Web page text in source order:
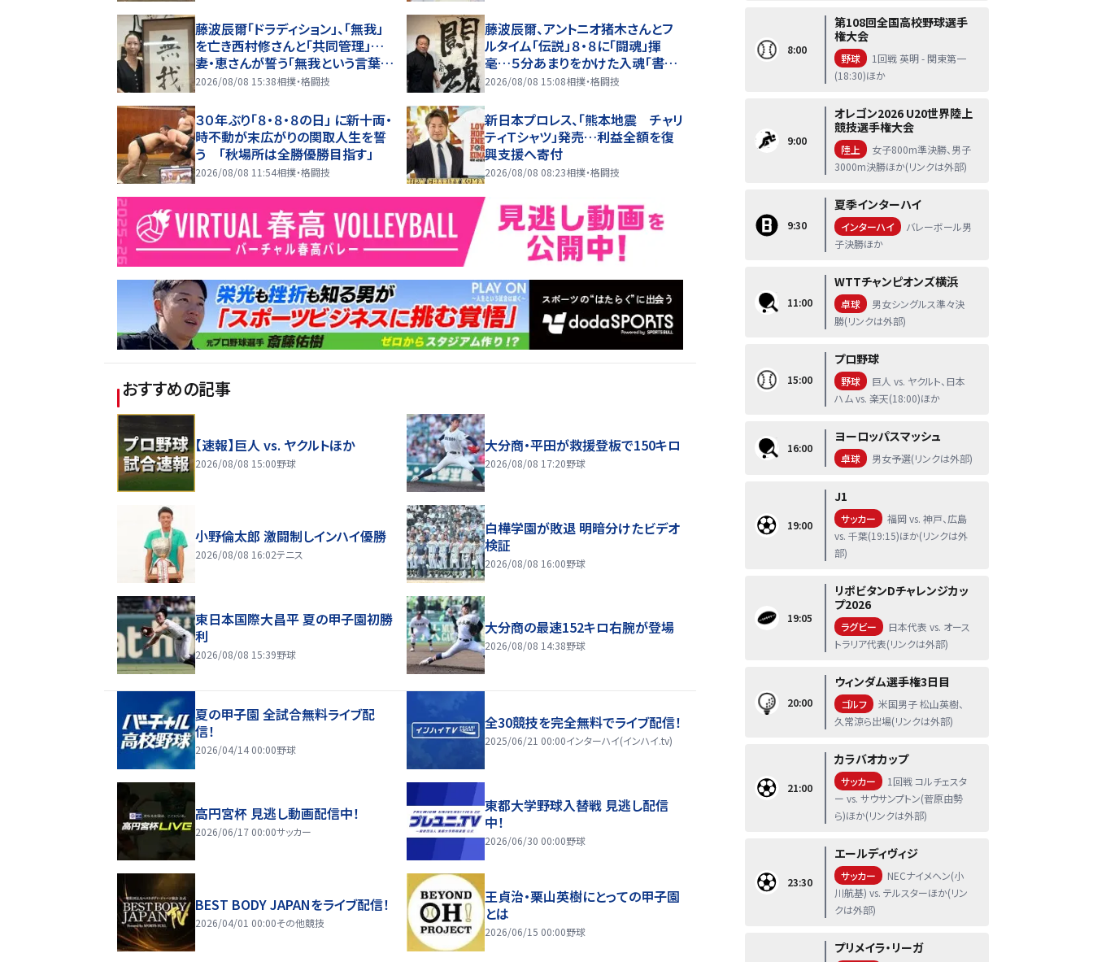
藤波辰爾「ドラディション」、「無我」
を亡き西村修さんと「共同管理」…
妻・恵さんが誓う「無我という言葉を
守っていきたい」
2026/08/08 15:38相撲・格闘技
藤波辰爾、アントニオ猪木さんとフ
ルタイム「伝説」８・８に「闘魂」揮
毫…５分あまりをかけた入魂「書」に
「精いっぱい書いたんで８０点、９０
2026/08/08 15:08相撲・格闘技
３０年ぶり「８・８・８の日」 に新十両・
時不動が末広がりの関取人生を誓
う 「秋場所は全勝優勝目指す」
2026/08/08 11:54相撲・格闘技
新日本プロレス、「熊本地震 チャリ
ティＴシャツ」発売…利益全額を復
興支援へ寄付
2026/08/08 08:23相撲・格闘技
おすすめの記事
【速報】巨人 vs. ヤクルトほか
2026/08/08 15:00野球
大分商・平田が救援登板で150キロ
2026/08/08 17:20野球
小野倫太郎 激闘制しインハイ優勝
2026/08/08 16:02テニス
白樺学園が敗退 明暗分けたビデオ
検証
2026/08/08 16:00野球
東日本国際大昌平 夏の甲子園初勝
利
2026/08/08 15:39野球
大分商の最速152キロ右腕が登場
2026/08/08 14:38野球
夏の甲子園 全試合無料ライブ配
信！
2026/04/14 00:00野球
全30競技を完全無料でライブ配信！
2025/06/21 00:00インターハイ(インハイ.tv)
高円宮杯 見逃し動画配信中！
2026/06/17 00:00サッカー
東都大学野球入替戦 見逃し配信
中！
2026/06/30 00:00野球
BEST BODY JAPANをライブ配信！
2026/04/01 00:00その他競技
王貞治・栗山英樹にとっての甲子園
とは
2026/06/15 00:00野球
8:00
第108回全国高校野球選手
権大会
野球
1回戦 英明 - 関東第一
(18:30)ほか
9:00
オレゴン2026 U20世界陸上
競技選手権大会
陸上
女子800m準決勝、男子
3000m決勝ほか(リンクは外部)
9:30
夏季インターハイ
インターハイ
バレーボール男
子決勝ほか
11:00
WTTチャンピオンズ横浜
卓球
男女シングルス準々決
勝(リンクは外部)
15:00
プロ野球
野球
巨人 vs. ヤクルト、日本
ハム vs. 楽天(18:00)ほか
16:00
ヨーロッパスマッシュ
卓球 男女予選(リンクは外部)
19:00
J1
サッカー
福岡 vs. 神戸、広島
vs. 千葉(19:15)ほか(リンクは外
部)
19:05
リポビタンDチャレンジカッ
プ2026
ラグビー
日本代表 vs. オース
トラリア代表(リンクは外部)
20:00
ウィンダム選手権3日目
ゴルフ
米国男子 松山英樹、
久常涼ら出場(リンクは外部)
21:00
カラバオカップ
サッカー
1回戦 コルチェスタ
ー vs. サウサンプトン(菅原由勢
ら)ほか(リンクは外部)
23:30
エールディヴィジ
サッカー
NECナイメヘン(小
川航基) vs. テルスターほか(リン
クは外部)
プリメイラ・リーガ